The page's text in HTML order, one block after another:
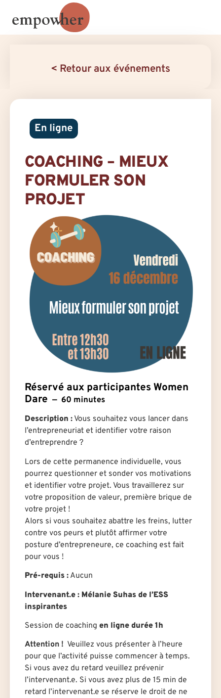
< Retour aux événements
En ligne
COACHING – MIEUX
FORMULER SON
PROJET
Réservé aux participantes Women
Dare
60 minutes
Description : Vous souhaitez vous lancer dans
l’entrepreneuriat et identifier votre raison
d’entreprendre ?
Lors de cette permanence individuelle, vous
pourrez questionner et sonder vos motivations
et identifier votre projet. Vous travaillerez sur
votre proposition de valeur, première brique de
votre projet !
Alors si vous souhaitez abattre les freins, lutter
contre vos peurs et plutôt affirmer votre
posture d’entrepreneure, ce coaching est fait
pour vous !
Pré-requis : Aucun
Intervenant.e : Mélanie Suhas de l’ESS
inspirantes
Session de coaching en ligne durée 1h
Attention ! Veuillez vous présenter à l’heure
pour que l’activité puisse commencer à temps.
Si vous avez du retard veuillez prévenir
l’intervenant.e. Si vous avez plus de 15 min de
retard l’intervenant.e se réserve le droit de ne